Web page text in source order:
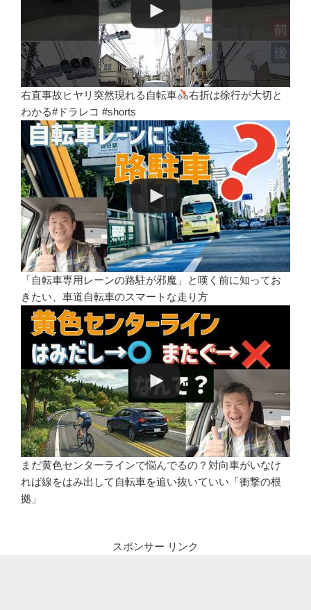
右直事故ヒヤリ突然現れる自転車
右折は徐行が大切と
わかる#ドラレコ #shorts
「自転車専用レーンの路駐が邪魔」と嘆く前に知ってお
きたい、車道自転車のスマートな走り方
まだ黄色センターラインで悩んでるの？対向車がいなけ
れば線をはみ出して自転車を追い抜いていい「衝撃の根
拠」
スポンサー リンク